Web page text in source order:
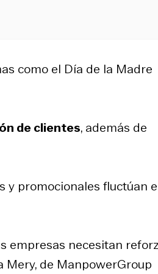
como el Día de la Madre
de clientes, además de
y promocionales fluctúan
empresas necesitan
Mery, de ManpowerGroup